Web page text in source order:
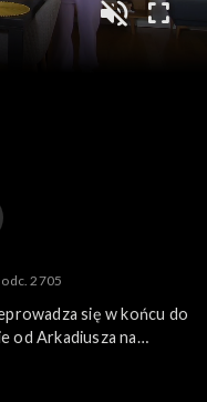
2705
się w końcu do
od Arkadiusza na
się tam z